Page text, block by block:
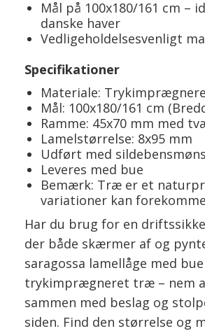
Mål på 100x180/161 cm –
danske haver
Vedligeholdelsesvenligt
Specifikationer
Materiale:
Mål: 100x180/161 cm
Ramme: 45x70 mm med
Lamelstørrelse: 8x95 mm
Udført med
Leveres med bue
Bemærk: Træ er et
variationer kan forekomme
Har du brug for en
der både skærmer af og
saragossa lamellåge med
trykimprægneret træ – nem
sammen med beslag og
siden. Find den størrelse og